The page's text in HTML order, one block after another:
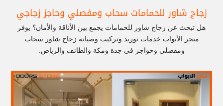
زجاج شاور للحمامات سحاب ومفصلي وحاجز زجاجي
هل تبحث عن زجاج شاور للحمامات يجمع بين الأناقة والأمان؟ يوفر
متجر الأبواب خدمات توريد وتركيب وصيانة زجاج شاور سحاب
ومفصلي وحواجز في جدة ومكة والطائف والرياض.